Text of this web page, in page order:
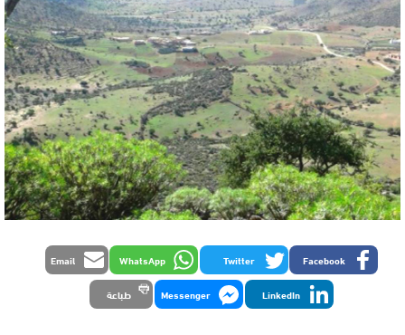
Facebook
Twitter
WhatsApp
Email
LinkedIn
Messenger طباعة